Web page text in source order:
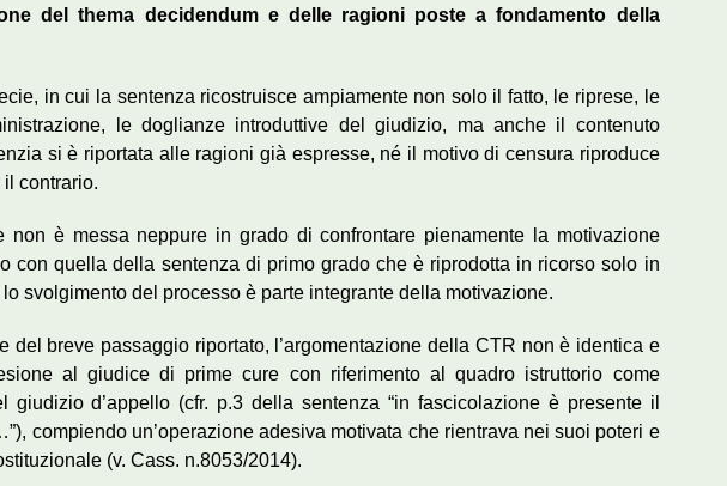
del thema decidendum e delle ragioni poste a fondamento della
in cui la sentenza ricostruisce ampiamente non solo il fatto, le riprese, le
le doglianze introduttive del giudizio, ma anche il contenuto
si è riportata alle ragioni già espresse, né il motivo di censura riproduce
il contrario.
non è messa neppure in grado di confrontare pienamente la motivazione
con quella della sentenza di primo grado che è riprodotta in ricorso solo in
svolgimento del processo è parte integrante della motivazione.
del breve passaggio riportato, l’argomentazione della CTR non è identica e
al giudice di prime cure con riferimento al quadro istruttorio come
giudizio d’appello (cfr. p.3 della sentenza “in fascicolazione è presente il
compiendo un’operazione adesiva motivata che rientrava nei suoi poteri e
(v. Cass. n.8053/2014).